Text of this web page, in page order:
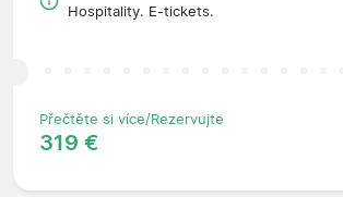
Hospitality. E-tickets.
Přečtěte si více/Rezervujte
319 €